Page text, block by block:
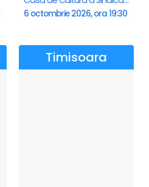
6 octombrie 2026, ora 19:30
Timisoara